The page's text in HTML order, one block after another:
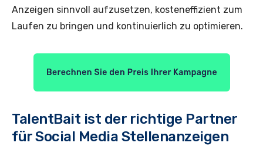
Anzeigen sinnvoll aufzusetzen, kosteneffizient zum
Laufen zu bringen und kontinuierlich zu optimieren.
TalentBait ist der richtige Partner
für Social Media Stellenanzeigen